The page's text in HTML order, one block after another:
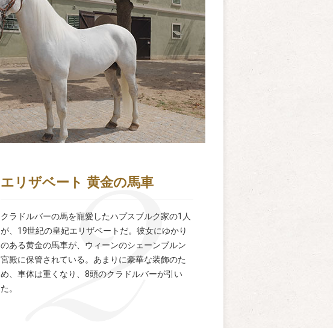
エリザベート 黄金の馬車
クラドルバーの馬を寵愛したハプスブルク家の1人
が、19世紀の皇妃エリザベートだ。彼女にゆかり
のある黄金の馬車が、ウィーンのシェーンブルン
宮殿に保管されている。あまりに豪華な装飾のた
め、車体は重くなり、8頭のクラドルバーが引い
た。